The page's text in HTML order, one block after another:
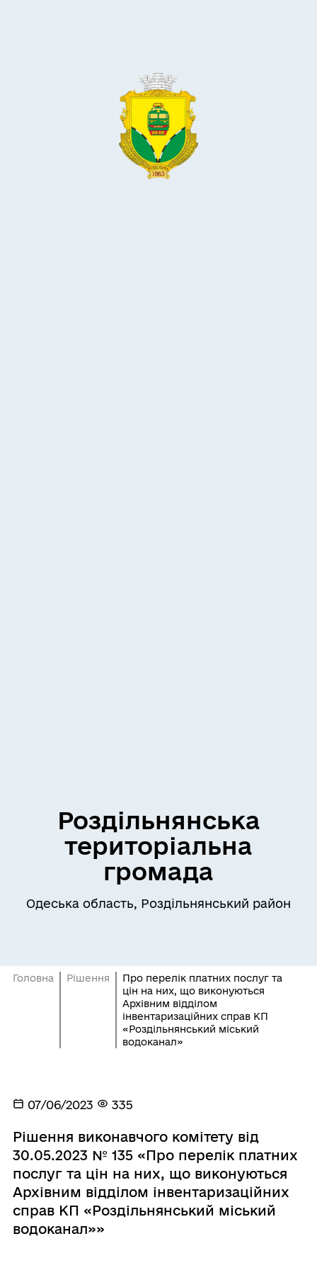
Роздільнянська
територіальна
громада
Одеська область, Роздільнянський район
Головна Рішення
Про перелік платних послуг та
цін на них, що виконуються
Архівним відділом
інвентаризаційних справ КП
«Роздільнянський міський
водоканал»
07/06/2023 335
Рішення виконавчого комітету від
30.05.2023 № 135 «Про перелік платних
послуг та цін на них, що виконуються
Архівним відділом інвентаризаційних
справ КП «Роздільнянський міський
водоканал»»